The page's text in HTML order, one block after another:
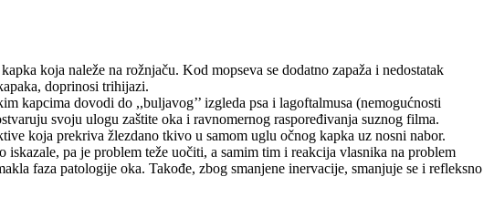
koja naleže na rožnjaču. Kod mopseva se dodatno zapaža i nedostatak
doprinosi trihijazi.
kapcima dovodi do ,,buljavog’’ izgleda psa i lagoftalmusa (nemogućnosti
svoju ulogu zaštite oka i ravnomernog raspoređivanja suznog filma.
koja prekriva žlezdano tkivo u samom uglu očnog kapka uz nosni nabor.
pa je problem teže uočiti, a samim tim i reakcija vlasnika na problem
faza patologije oka. Takođe, zbog smanjene inervacije, smanjuje se i refleksno